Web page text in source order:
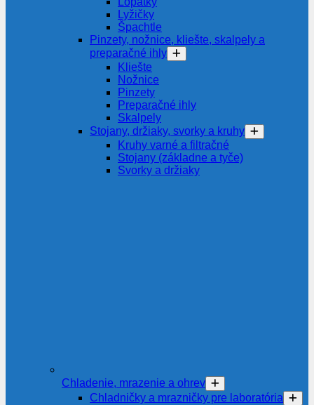
Lyžičky
Špachtle
Pinzety, nožnice, kliešte, skalpely a
preparačné ihly
Kliešte
Nožnice
Pinzety
Preparačné ihly
Skalpely
Stojany, držiaky, svorky a kruhy
Kruhy varné a filtračné
Stojany (základne a tyče)
Svorky a držiaky
Chladenie, mrazenie a ohrev
Chladničky a mrazničky pre laboratória